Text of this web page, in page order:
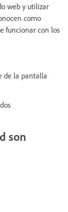
web y utilizar
como
funcionar con los
de la pantalla
son